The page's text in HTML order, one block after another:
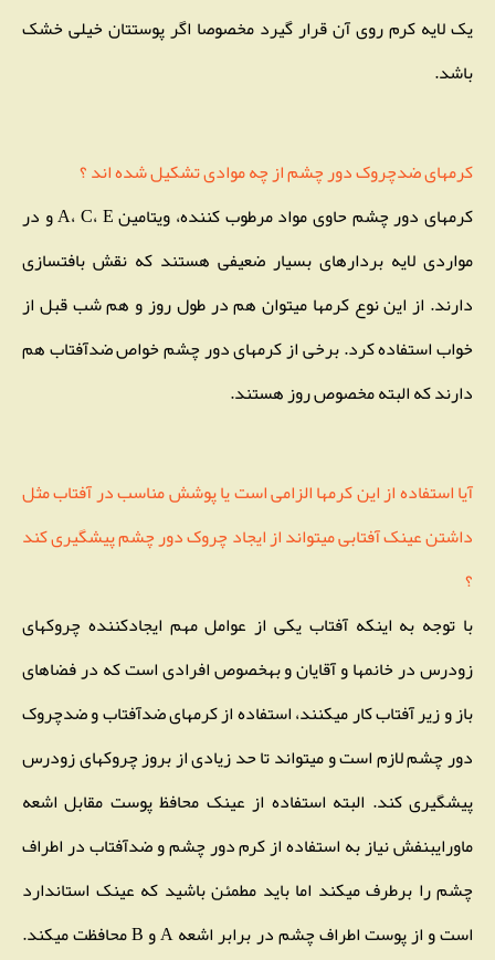
یک لایه کرم روی آن قرار گیرد مخصوصا اگر پوستتان خیلی خشک
باشد.
کرمهای ضدچروک دور چشم از چه موادی تشکیل شده اند ؟
کرمهای دور چشم حاوی مواد مرطوب کننده، ویتامین A، C، E و در
مواردی لایه بردارهای بسیار ضعیفی هستند که نقش بافتسازی
دارند. از این نوع کرمها میتوان هم در طول روز و هم شب قبل از
خواب استفاده کرد. برخی از کرمهای دور چشم خواص ضدآفتاب هم
دارند که البته مخصوص روز هستند.
آیا استفاده از این کرمها الزامی است یا پوشش مناسب در آفتاب مثل
داشتن عینک آفتابی میتواند از ایجاد چروک دور چشم پیشگیری کند
؟
با توجه به اینکه آفتاب یکی از عوامل مهم ایجادکننده چروکهای
زودرس در خانمها و آقایان و بهخصوص افرادی است که در فضاهای
باز و زیر آفتاب کار میکنند، استفاده از کرمهای ضدآفتاب و ضدچروک
دور چشم لازم است و میتواند تا حد زیادی از بروز چروکهای زودرس
پیشگیری کند. البته استفاده از عینک محافظ پوست مقابل اشعه
ماورایبنفش نیاز به استفاده از کرم دور چشم و ضدآفتاب در اطراف
چشم را برطرف میکند اما باید مطمئن باشید که عینک استاندارد
است و از پوست اطراف چشم در برابر اشعه A و B محافظت میکند.